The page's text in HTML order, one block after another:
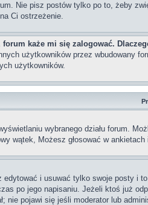
Nie pisz postów tylko po to, żeby
Ci ostrzeżenie.
każe mi się zalogować.
użytkowników przez wbudowany
użytkowników.
wybranego działu forum.
wątek, Możesz głosować w ankietach
i usuwać tylko swoje posty i
po jego napisaniu. Jeżeli ktoś już
nie pojawi się jeśli moderator lub